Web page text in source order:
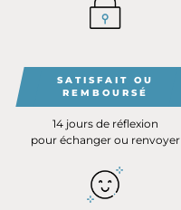
SATISFAIT OU
REMBOURSÉ
14 jours de réflexion
pour échanger ou renvoyer